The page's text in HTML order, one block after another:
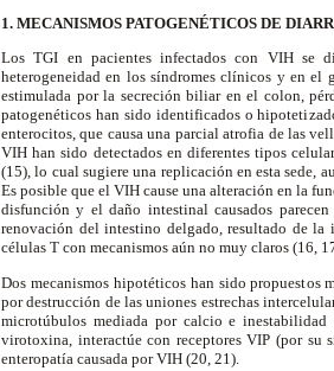
1. MECANISMOS PATOGENÉTICOS DE
Los TGI en pacientes infectados con VIH se
heterogeneidad en los síndromes clínicos y en el
estimulada por la secreción biliar en el colon,
patogenéticos han sido identificados o
enterocitos, que causa una parcial atrofia de las
VIH han sido detectados en diferentes tipos
(15), lo cual sugiere una replicación en esta sede,
Es posible que el VIH cause una alteración en la
disfunción y el daño intestinal causados
renovación del intestino delgado, resultado de la
células T con mecanismos aún no muy claros (16,
Dos mecanismos hipotéticos han sido
por destrucción de las uniones estrechas
microtúbulos mediada por calcio e
virotoxina, interactúe con receptores VIP (por
enteropatía causada por VIH (20, 21).